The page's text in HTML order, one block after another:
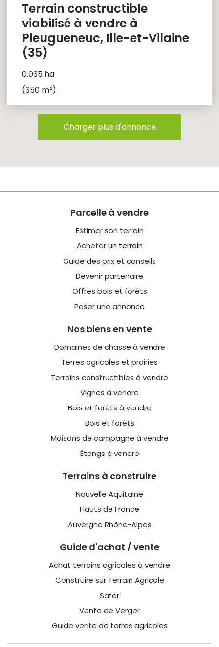
Terrain constructible
viabilisé à vendre à
Pleugueneuc, Ille-et-Vilaine
(35)
0.035 ha
(350 m²)
Charger plus d'annonce
Parcelle à vendre
Estimer son terrain
Acheter un terrain
Guide des prix et conseils
Devenir partenaire
Offres bois et forêts
Poser une annonce
Nos biens en vente
Domaines de chasse à vendre
Terres agricoles et prairies
Terrains constructibles à vendre
Vignes à vendre
Bois et forêts à vendre
Bois et forêts
Maisons de campagne à vendre
Étangs à vendre
Terrains à construire
Nouvelle Aquitaine
Hauts de France
Auvergne Rhône-Alpes
Guide d'achat / vente
Achat terrains agricoles à vendre
Construire sur Terrain Agricole
Safer
Vente de Verger
Guide vente de terres agricoles